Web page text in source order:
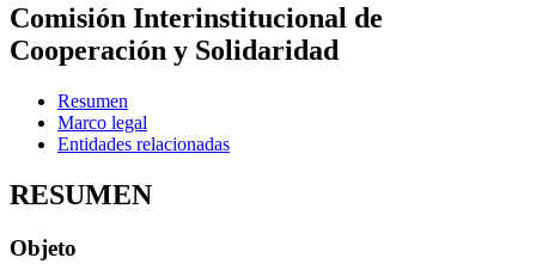
Comisión Interinstitucional de
Cooperación y Solidaridad
Resumen
Marco legal
Entidades relacionadas
RESUMEN
Objeto